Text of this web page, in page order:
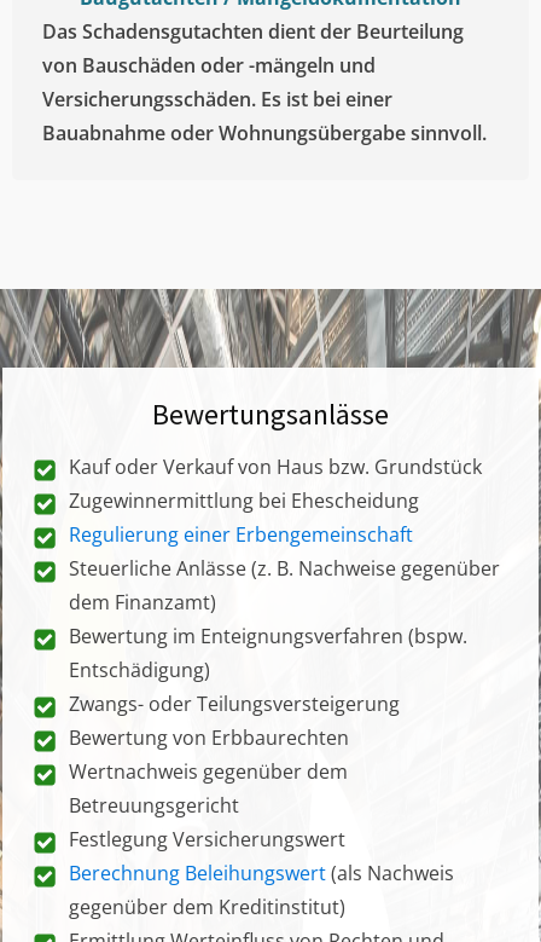
Das Schadensgutachten dient der Beurteilung
von Bauschäden oder -mängeln und
Versicherungsschäden. Es ist bei einer
Bauabnahme oder Wohnungsübergabe sinnvoll.
Bewertungsanlässe
Kauf oder Verkauf von Haus bzw. Grundstück
Zugewinnermittlung bei Ehescheidung
Regulierung einer Erbengemeinschaft
Steuerliche Anlässe (z. B. Nachweise gegenüber
dem Finanzamt)
Bewertung im Enteignungsverfahren (bspw.
Entschädigung)
Zwangs- oder Teilungsversteigerung
Bewertung von Erbbaurechten
Wertnachweis gegenüber dem
Betreuungsgericht
Festlegung Versicherungswert
Berechnung Beleihungswert(als Nachweis
gegenüber dem Kreditinstitut)